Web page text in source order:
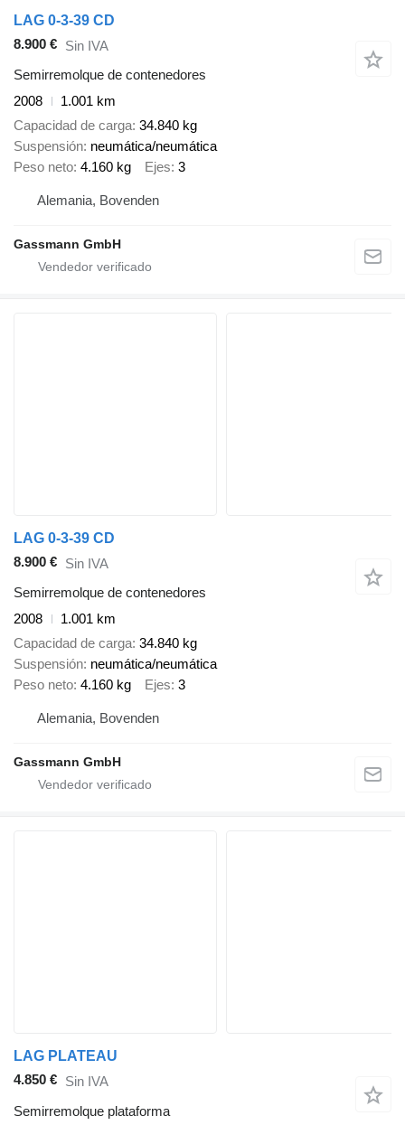
LAG 0-3-39 CD
8.900 € Sin IVA
Semirremolque de contenedores
2008
1.001 km
Capacidad de carga 34.840 kg
Suspensión neumática/neumática
Peso neto 4.160 kg Ejes 3
Alemania, Bovenden
Gassmann GmbH
LAG 0-3-39 CD
8.900 € Sin IVA
Semirremolque de contenedores
2008
1.001 km
Capacidad de carga 34.840 kg
Suspensión neumática/neumática
Peso neto 4.160 kg Ejes 3
Alemania, Bovenden
Gassmann GmbH
LAG PLATEAU
4.850 € Sin IVA
Semirremolque plataforma